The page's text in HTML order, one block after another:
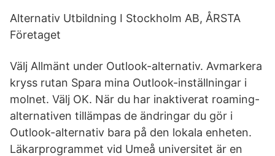
Alternativ Utbildning I Stockholm AB, ÅRSTA
Företaget
Välj Allmänt under Outlook-alternativ. Avmarkera
kryss rutan Spara mina Outlook-inställningar i
molnet. Välj OK. När du har inaktiverat roaming-
alternativen tillämpas de ändringar du gör i
Outlook-alternativ bara på den lokala enheten.
Läkarprogrammet vid Umeå universitet är en